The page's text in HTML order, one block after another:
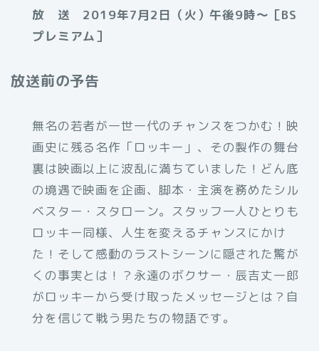
放 送 2019年7月2日（火）午後9時～［BS
プレミアム］
放送前の予告
無名の若者が一世一代のチャンスをつかむ！映
画史に残る名作「ロッキー」、その製作の舞台
裏は映画以上に波乱に満ちていました！どん底
の境遇で映画を企画、脚本・主演を務めたシル
ベスター・スタローン。スタッフ一人ひとりも
ロッキー同様、人生を変えるチャンスにかけ
た！そして感動のラストシーンに隠された驚が
くの事実とは！？永遠のボクサー・辰吉丈一郎
がロッキーから受け取ったメッセージとは？自
分を信じて戦う男たちの物語です。